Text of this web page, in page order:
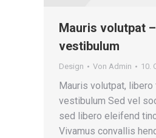
Mauris volutpat
vestibulum
Design Von Admin 10.
Mauris volutpat,
vestibulum Sed vel
sed libero eleifend
Vivamus convallis